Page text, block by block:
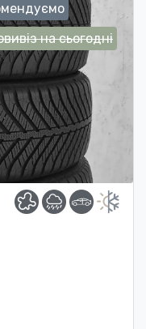
на сьогодні